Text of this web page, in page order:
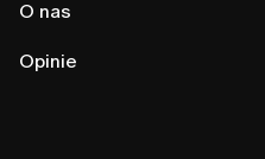
O nas
Opinie